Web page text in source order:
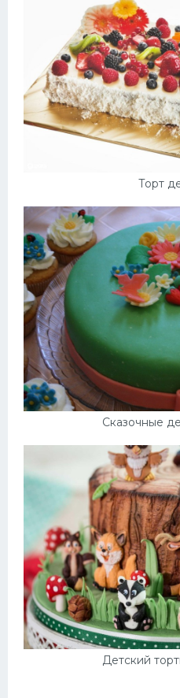
Торт
Сказочные
Детский